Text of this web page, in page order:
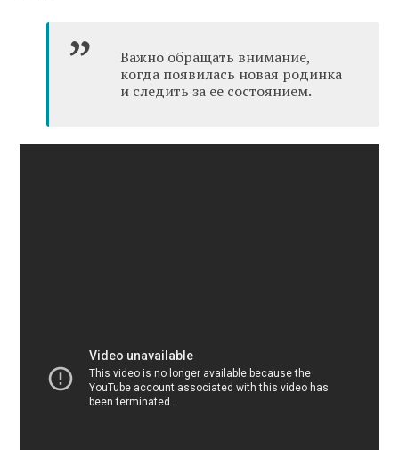
Важно обращать внимание,
когда появилась новая родинка
и следить за ее состоянием.